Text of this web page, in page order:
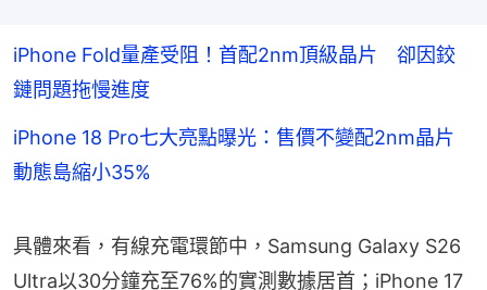
iPhone Fold量產受阻！首配2nm頂級晶片 卻因鉸
鏈問題拖慢進度
iPhone 18 Pro七大亮點曝光：售價不變配2nm晶片
動態島縮小35%
具體來看，有線充電環節中，Samsung Galaxy S26
Ultra以30分鐘充至76%的實測數據居首；iPhone 17